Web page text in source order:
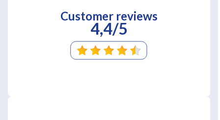
Customer reviews
4,4/5